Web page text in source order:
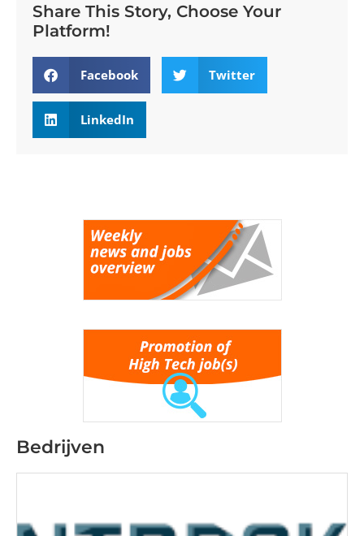
Share This Story, Choose Your
Platform!
Facebook Twitter
LinkedIn
Bedrijven